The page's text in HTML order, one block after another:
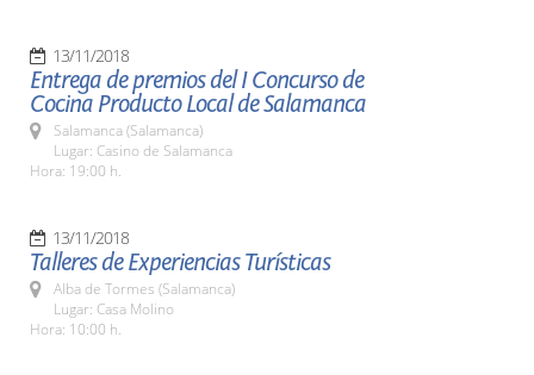
13/11/2018
Entrega de premios del I Concurso de
Cocina Producto Local de Salamanca
Salamanca (Salamanca)
Lugar: Casino de Salamanca
Hora: 19:00 h.
13/11/2018
Talleres de Experiencias Turísticas
Alba de Tormes (Salamanca)
Lugar: Casa Molino
Hora: 10:00 h.